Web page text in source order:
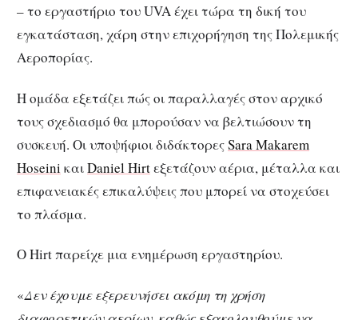
– το εργαστήριο του UVA έχει τώρα τη δική του
εγκατάσταση, χάρη στην επιχορήγηση της Πολεμικής
Αεροπορίας.
Η ομάδα εξετάζει πώς οι παραλλαγές στον αρχικό
τους σχεδιασμό θα μπορούσαν να βελτιώσουν τη
συσκευή. Οι υποψήφιοι διδάκτορεςSara Makarem
Hoseini καιDaniel Hirtεξετάζουν αέρια, μέταλλα και
επιφανειακές επικαλύψεις που μπορεί να στοχεύσει
το πλάσμα.
Ο Hirt παρείχε μια ενημέρωση εργαστηρίου.
«Δεν έχουμε εξερευνήσει ακόμη τη χρήση